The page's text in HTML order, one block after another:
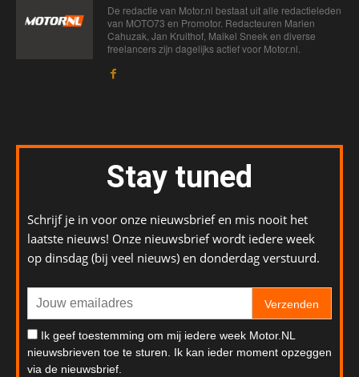
De redactie van Motor.nl bestaat uit alle redactieleden
van MOTO73 en Promotor. Redacteuren Marien
Cahuzak, Jan Kruithof, Maikel Sneek en diverse
freelancers zijn dagelijks actief voor Motor.nl.
Stay tuned
Schrijf je in voor onze nieuwsbrief en mis nooit het
laatste nieuws! Onze nieuwsbrief wordt iedere week
op dinsdag (bij veel nieuws) en donderdag verstuurd.
Verzenden
Ik geef toestemming om mij iedere week Motor.NL
nieuwsbrieven toe te sturen. Ik kan ieder moment opzeggen
via de nieuwsbrief.